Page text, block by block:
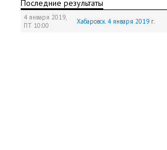
Последние результаты
4 января 2019,
ПТ 10:00 Хабаровск. 4 января 2019 г.